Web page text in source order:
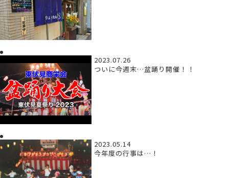
2023.07.26
ついに今週末…盆踊り開催！！
2023.05.14
今年度の行事は…！